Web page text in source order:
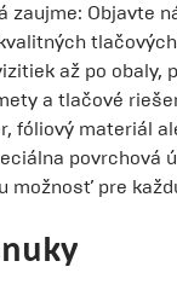
zaujme: Objavte
až po obaly,
a tlačové
fóliový materiál
povrchová
možnosť pre